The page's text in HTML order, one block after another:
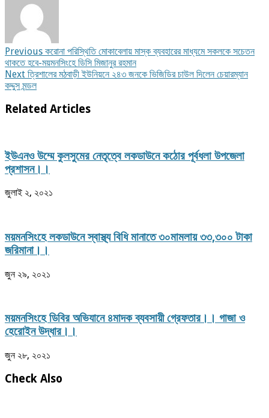
Previous করোনা পরিস্থিতি মোকাবেলায় মাস্ক ব্যবহারের মাধ্যমে সকলকে সচেতন
থাকতে হবে-ময়মনসিংহে ডিসি মিজানুর রহমান
Next ত্রিশালের মঠবাড়ী ইউনিয়নে ২৪৩ জনকে ভিজিডির চাউল দিলেন চেয়ারম্যান
কদ্দুস মন্ডল
Related Articles
ইউএনও উম্মে কুলসুমের নেতৃত্বে লকডাউনে কঠোর পূর্বধলা উপজেলা
প্রশাসন।।
জুলাই ২, ২০২১
ময়মনসিংহে লকডাউনে স্বাস্থ্য বিধি মানাতে ৩০মামলায় ৩৩,৩০০ টাকা
জরিমানা।।
জুন ২৯, ২০২১
ময়মনসিংহে ডিবির অভিযানে ৪মাদক ব্যবসায়ী গ্রেফতার।। গাজা ও
হেরোইন উদ্ধার।।
জুন ২৮, ২০২১
Check Also